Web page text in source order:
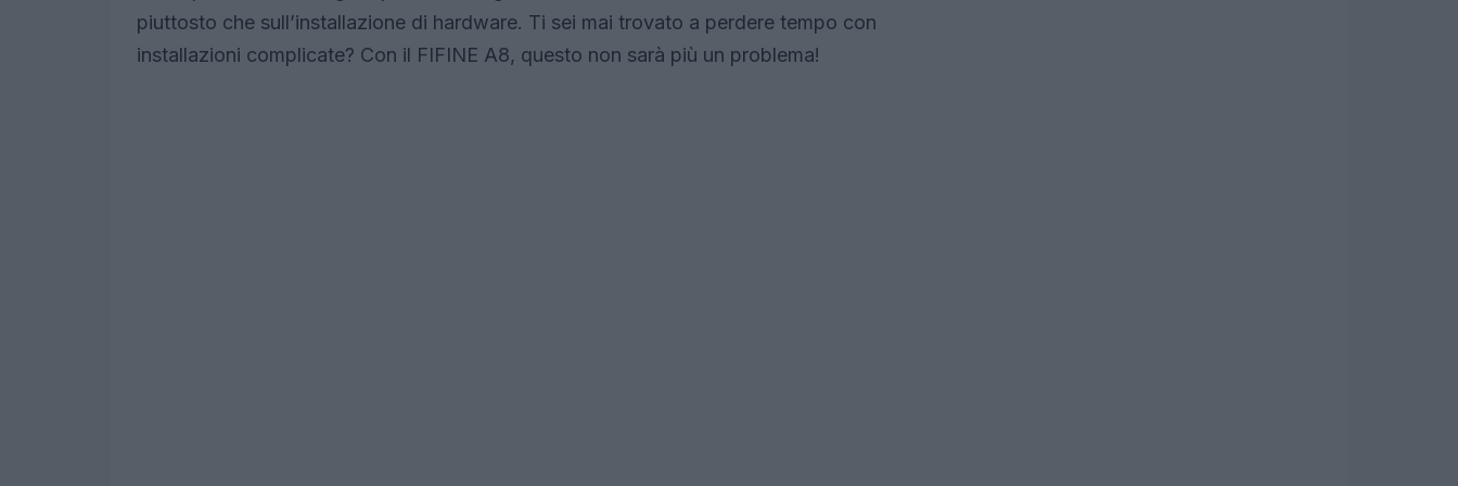
piuttosto che sull’installazione di hardware. Ti sei mai trovato a perdere tempo con
installazioni complicate? Con il FIFINE A8, questo non sarà più un problema!